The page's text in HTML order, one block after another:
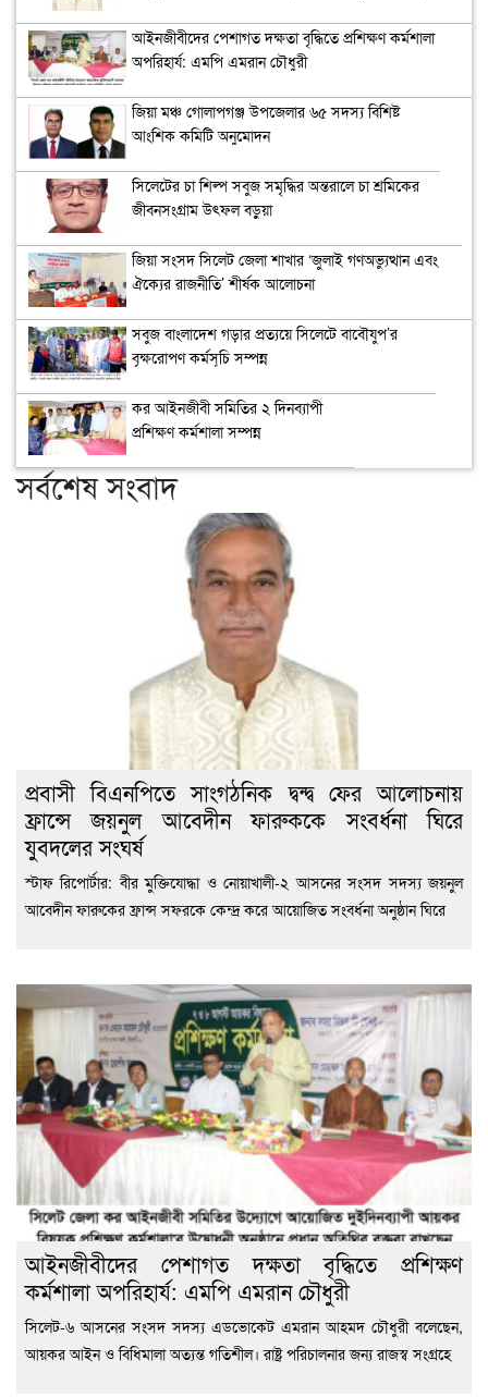
আইনজীবীদের পেশাগত দক্ষতা বৃদ্ধিতে প্রশিক্ষণ কর্মশালা
অপরিহার্য: এমপি এমরান চৌধুরী
জিয়া মঞ্চ গোলাপগঞ্জ উপজেলার ৬৫ সদস্য বিশিষ্ট
আংশিক কমিটি অনুমোদন
সিলেটের চা শিল্প সবুজ সমৃদ্ধির অন্তরালে চা শ্রমিকের
জীবনসংগ্রাম উৎফল বড়ুয়া
জিয়া সংসদ সিলেট জেলা শাখার ‘জুলাই গণঅভ্যুত্থান এবং
ঐক্যের রাজনীতি’ শীর্ষক আলোচনা
সবুজ বাংলাদেশ গড়ার প্রত্যয়ে সিলেটে বাবৌযুপ’র
বৃক্ষরোপণ কর্মসূচি সম্পন্ন
কর আইনজীবী সমিতির ২ দিনব্যাপী
প্রশিক্ষণ কর্মশালা সম্পন্ন
সর্বশেষ সংবাদ
প্রবাসী বিএনপিতে সাংগঠনিক দ্বন্দ্ব ফের আলোচনায়
ফ্রান্সে জয়নুল আবেদীন ফারুককে সংবর্ধনা ঘিরে
যুবদলের সংঘর্ষ
স্টাফ রিপোর্টার: বীর মুক্তিযোদ্ধা ও নোয়াখালী-২ আসনের সংসদ সদস্য জয়নুল
আবেদীন ফারুকের ফ্রান্স সফরকে কেন্দ্র করে আয়োজিত সংবর্ধনা অনুষ্ঠান ঘিরে
আইনজীবীদের পেশাগত দক্ষতা বৃদ্ধিতে প্রশিক্ষণ
কর্মশালা অপরিহার্য: এমপি এমরান চৌধুরী
‎সিলেট-৬ আসনের সংসদ সদস্য এডভোকেট এমরান আহমদ চৌধুরী বলেছেন,
আয়কর আইন ও বিধিমালা অত্যন্ত গতিশীল। রাষ্ট্র পরিচালনার জন্য রাজস্ব সংগ্রহে